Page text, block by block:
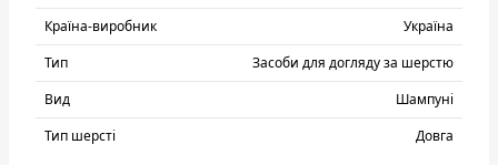
Країна-виробник
Україна
Тип
Засоби для догляду за шерстю
Вид
Шампуні
Тип шерсті
Довга